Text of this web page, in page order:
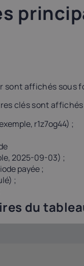
sont affichés sous
clés sont
r1z7og44) ;
2025-09-03) ;
payée ;
;
du